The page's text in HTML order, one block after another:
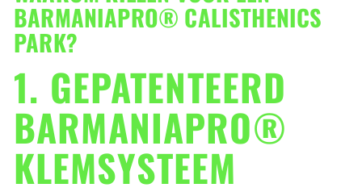
BARMANIAPRO® CALISTHENICS
PARK?
1. GEPATENTEERD
BARMANIAPRO®
KLEMSYSTEEM